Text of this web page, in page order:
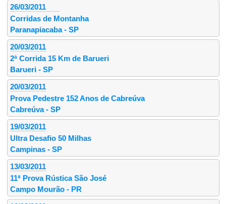
26/03/2011
Corridas de Montanha
Paranapiacaba - SP
20/03/2011
2ª Corrida 15 Km de Barueri
Barueri - SP
20/03/2011
Prova Pedestre 152 Anos de Cabreúva
Cabreúva - SP
19/03/2011
Ultra Desafio 50 Milhas
Campinas - SP
13/03/2011
11ª Prova Rústica São José
Campo Mourão - PR